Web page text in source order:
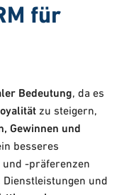
für
Bedeutung, da es
zu steigern,
Gewinnen und
besseres
-präferenzen
und